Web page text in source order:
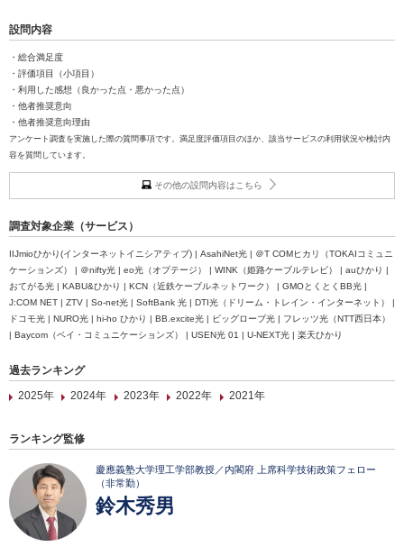
設問内容
・総合満足度
・評価項目（小項目）
・利用した感想（良かった点・悪かった点）
・他者推奨意向
・他者推奨意向理由
アンケート調査を実施した際の質問事項です。満足度評価項目のほか、該当サービスの利用状況や検討内
容を質問しています。
その他の設問内容はこちら
調査対象企業（サービス）
IIJmioひかり(インターネットイニシアティブ) | AsahiNet光 | ＠T COMヒカリ（TOKAIコミュニ
ケーションズ） | ＠nifty光 | eo光（オプテージ） | WINK（姫路ケーブルテレビ） | auひかり |
おてがる光 | KABU&ひかり | KCN（近鉄ケーブルネットワーク） | GMOとくとくBB光 |
J:COM NET | ZTV | So-net光 | SoftBank 光 | DTI光（ドリーム・トレイン・インターネット） |
ドコモ光 | NURO光 | hi-ho ひかり | BB.excite光 | ビッグローブ光 | フレッツ光（NTT西日本）
| Baycom（ベイ・コミュニケーションズ） | USEN光 01 | U-NEXT光 | 楽天ひかり
過去ランキング
2025年
2024年 2023年 2022年 2021年
ランキング監修
慶應義塾大学理工学部教授／内閣府 上席科学技術政策フェロー
（非常勤）
鈴木秀男